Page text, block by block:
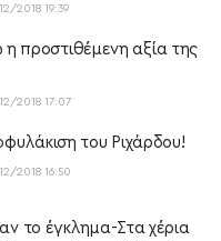
2018 19:39
η προστιθέμενη αξία της
2018 17:07
του Ριχάρδου!
2018 16:50
το έγκλημα-Στα χέρια